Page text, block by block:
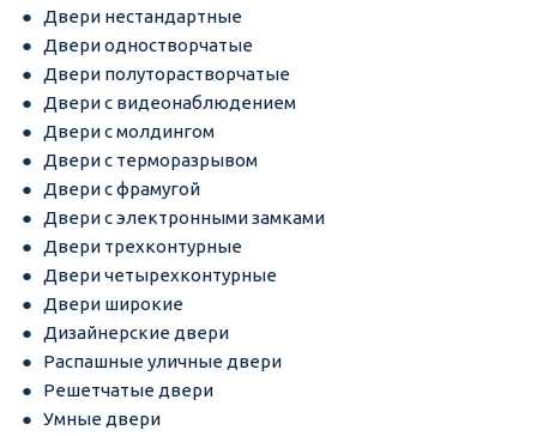
Двери нестандартные
Двери одностворчатые
Двери полуторастворчатые
Двери с видеонаблюдением
Двери с молдингом
Двери с терморазрывом
Двери с фрамугой
Двери с электронными замками
Двери трехконтурные
Двери четырехконтурные
Двери широкие
Дизайнерские двери
Распашные уличные двери
Решетчатые двери
Умные двери